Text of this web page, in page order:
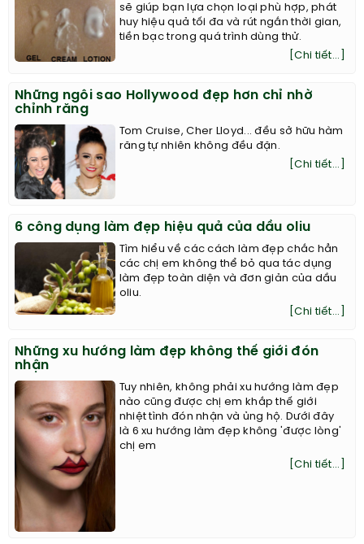
sẽ giúp bạn lựa chọn loại phù hợp, phát
huy hiệu quả tối đa và rút ngắn thời gian,
tiền bạc trong quá trình dùng thử.
[Chi tiết...]
Những ngôi sao Hollywood đẹp hơn chỉ nhờ
chỉnh răng
Tom Cruise, Cher Lloyd... đều sở hữu hàm
răng tự nhiên không đều đặn.
[Chi tiết...]
6 công dụng làm đẹp hiệu quả của dầu oliu
Tìm hiểu về các cách làm đẹp chắc hẳn
các chị em không thể bỏ qua tác dụng
làm đẹp toàn diện và đơn giản của dầu
oliu.
[Chi tiết...]
Những xu hướng làm đẹp không thế giới đón
nhận
Tuy nhiên, không phải xu hướng làm đẹp
nào cũng được chị em khắp thế giới
nhiệt tình đón nhận và ủng hộ. Dưới đây
là 6 xu hướng làm đẹp không 'được lòng'
chị em
[Chi tiết...]